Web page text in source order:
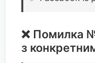
❌ Помилка
з